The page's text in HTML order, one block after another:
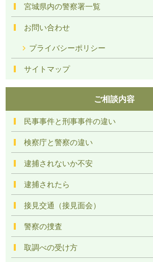
宮城県内の警察署一覧
お問い合わせ
プライバシーポリシー
サイトマップ
ご相談内容
民事事件と刑事事件の違い
検察庁と警察の違い
逮捕されないか不安
逮捕されたら
接見交通（接見面会）
警察の捜査
取調べの受け方